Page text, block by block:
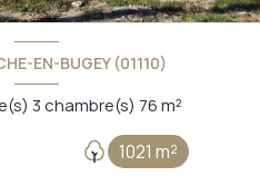
EN-BUGEY (01110)
Maison 4 pièce(s) 3 chambre(s) 76 m²
1021 m²